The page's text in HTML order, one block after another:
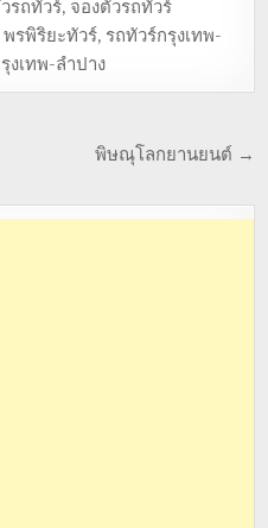
รถทัวร์, จองตั๋วรถทัวร์
พรพิริยะทัวร์, รถทัวร์กรุงเทพ-
งเทพ-ลำปาง
พิษณุโลกยานยนต์ →